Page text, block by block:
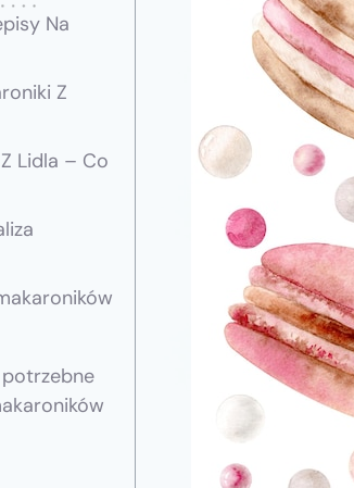
Na
Z
Lidla – Co
potrzebne